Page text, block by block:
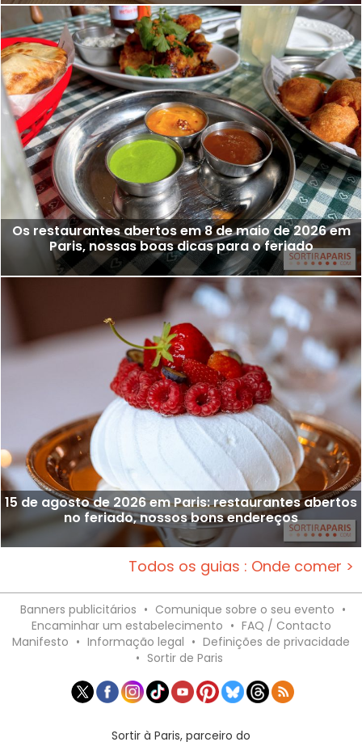
Os restaurantes abertos em 8 de maio de 2026 em
Paris, nossas boas dicas para o feriado
15 de agosto de 2026 em Paris: restaurantes abertos
no feriado, nossos bons endereços
Todos os guias : Onde comer >
Banners publicitários • Comunique sobre o seu evento •
Encaminhar um estabelecimento • FAQ / Contacto
Manifesto • Informação legal • Definições de privacidade
• Sortir de Paris
Sortir à Paris, parceiro do